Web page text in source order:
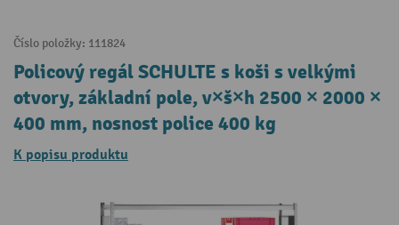
Číslo položky: 111824
Policový regál SCHULTE s koši s velkými
otvory, základní pole, v×š×h 2500 × 2000 ×
400 mm, nosnost police 400 kg
K popisu produktu